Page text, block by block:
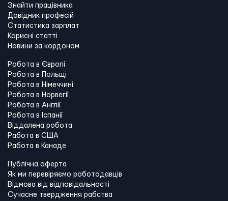
Знайти працівника
Довідник професій
Статистика зарплат
Корисні статті
Новини за кордоном
Робота в Європі
Робота в Польщі
Робота в Німеччині
Робота в Норвегії
Робота в Англії
Робота в Іспанії
Віддалена робота
Работа в США
Работа в Канадe
Публічна оферта
Як ми перевіряємо роботодавців
Відмова від відповідальності
Сучасне твердження рабства